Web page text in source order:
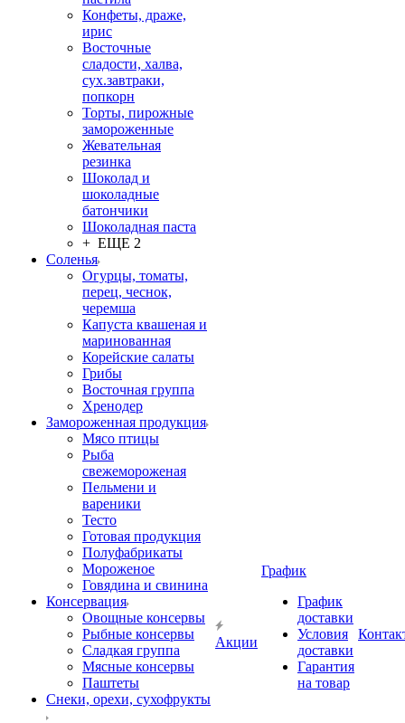
Конфеты, драже,
ирис
Восточные
сладости, халва,
сух.завтраки,
попкорн
Торты, пирожные
замороженные
Жевательная
резинка
Шоколад и
шоколадные
батончики
Шоколадная паста
+ ЕЩЕ 2
Соленья
Огурцы, томаты,
перец, чеснок,
черемша
Капуста квашеная и
маринованная
Корейские салаты
Грибы
Восточная группа
Хренодер
Замороженная продукция
Мясо птицы
Рыба
свежемороженая
Пельмени и
вареники
Тесто
Готовая продукция
Полуфабрикаты
Мороженое
Говядина и свинина
Консервация
Овощные консервы
Рыбные консервы
Сладкая группа
Мясные консервы
Паштеты
Снеки, орехи, сухофрукты
Акции
График
График
доставки
Условия
доставки
Гарантия
на товар